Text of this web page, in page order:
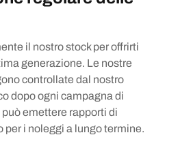
il nostro stock per offrirti
generazione. Le nostre
controllate dal nostro
dopo ogni campagna di
emettere rapporti di
per i noleggi a lungo termine.